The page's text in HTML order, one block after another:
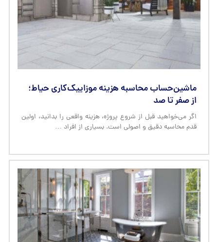
ماشین‌حساب محاسبه هزینه موزاییک‌کاری حیاط؛
از صفر تا صد
اگر می‌خواهید قبل از شروع پروژه، هزینه واقعی را بدانید، اولین
قدم محاسبه دقیق و اصولی است. بسیاری از افراد …